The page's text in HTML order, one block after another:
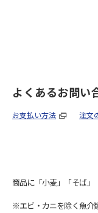
よくあるお問い
お支払い方法 注文
商品に「小麦」「そば」
※エビ・カニを除く魚介